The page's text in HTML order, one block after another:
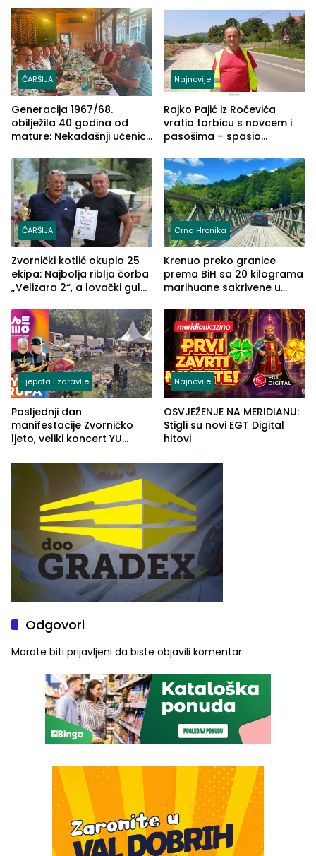
ČARŠIJA
Generacija 1967/68.
obilježila 40 godina od
mature: Nekadašnji učenici
(FOTO)
Najnovije
Rajko Pajić iz Roćevića
vratio torbicu s novcem i
pasošima – spasio
Grčkoj
ČARŠIJA
Zvornički kotlić okupio 25
ekipa: Najbolja riblja čorba
„Velizara 2“, a lovački gulaš
Crna Hronika
Krenuo preko granice
prema BiH sa 20 kilograma
marihuane sakrivene u
Ljepota i zdravlje
Posljednji dan
manifestacije Zvorničko
ljeto, veliki koncert YU
ove godine
Najnovije
OSVJEŽENJE NA MERIDIANU:
Stigli su novi EGT Digital
hitovi
Odgovori
Morate biti prijavljeni da biste objavili komentar.